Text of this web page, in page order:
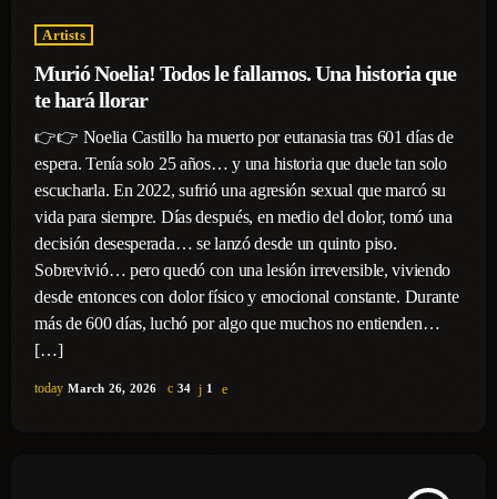
Artists
Murió Noelia! Todos le fallamos. Una historia que
te hará llorar
👉👉 Noelia Castillo ha muerto por eutanasia tras 601 días de
espera. Tenía solo 25 años… y una historia que duele tan solo
escucharla. En 2022, sufrió una agresión sexual que marcó su
vida para siempre. Días después, en medio del dolor, tomó una
decisión desesperada… se lanzó desde un quinto piso.
Sobrevivió… pero quedó con una lesión irreversible, viviendo
desde entonces con dolor físico y emocional constante. Durante
más de 600 días, luchó por algo que muchos no entienden…
[…]
today March 26, 2026 34 1